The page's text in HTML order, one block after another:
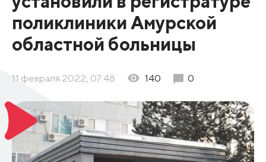
поликлиники Амурской
областной больницы
11 февраля 2022, 07:48 140 0